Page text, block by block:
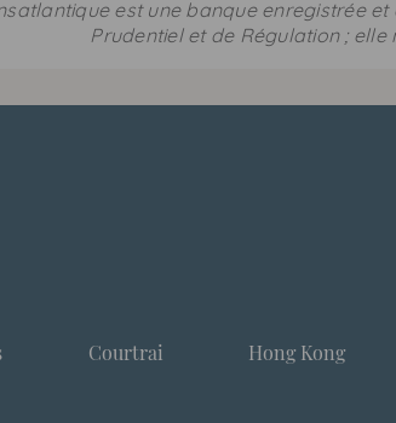
est une banque enregistrée
Prudentiel et de Régulation ;
Courtrai Hong Kong